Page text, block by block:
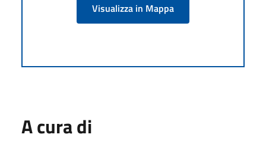
Visualizza in Mappa
A cura di